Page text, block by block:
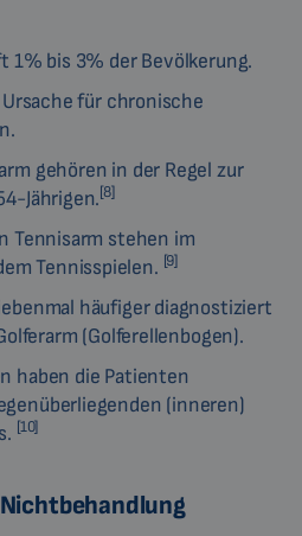
1% bis 3% der Bevölkerung.
für chronische
gehören in der Regel zur
Jährigen.[8]
Tennisarm stehen im
Tennisspielen. [9]
häufiger diagnostiziert
(Golferellenbogen).
haben die Patienten
(inneren)
[10]